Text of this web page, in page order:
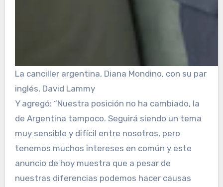
La canciller argentina, Diana Mondino, con su par
inglés, David Lammy
Y agregó: “Nuestra posición no ha cambiado, la
de Argentina tampoco. Seguirá siendo un tema
muy sensible y difícil entre nosotros, pero
tenemos muchos intereses en común y este
anuncio de hoy muestra que a pesar de
nuestras diferencias podemos hacer causas